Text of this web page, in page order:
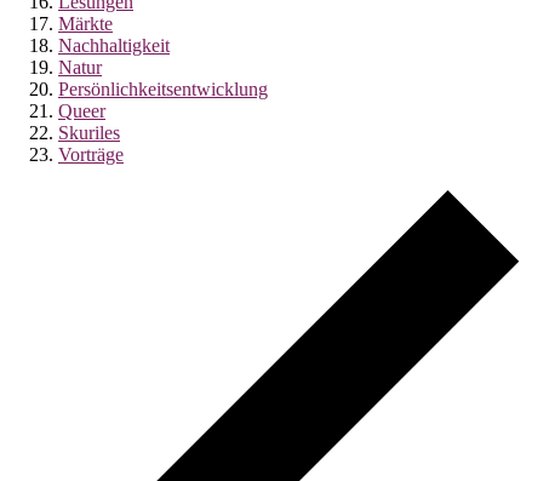
Märkte
Nachhaltigkeit
Natur
Persönlichkeitsentwicklung
Queer
Skuriles
Vorträge